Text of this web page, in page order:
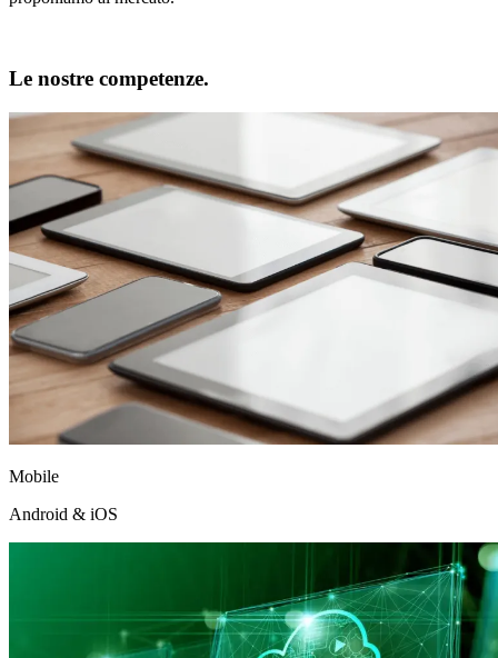
Le nostre competenze.
Mobile
Android & iOS